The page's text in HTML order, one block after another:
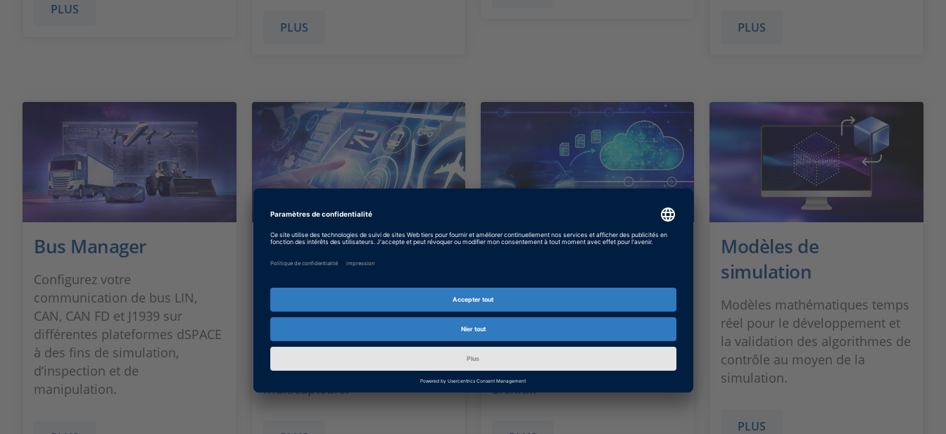
PLUS
PLUS PLUS
Bus Manager
Configurez votre
communication de bus LIN,
CAN, CAN FD et J1939 sur
différentes plateformes dSPACE
à des fins de simulation,
d’inspection et de
manipulation.
RTMaps
l’analyse comparative et la
fusion et de perception des
capteurs dans les applications
multicapteurs.
IVS
software platform that enables
you to analyze, preview, and tag
in the cloud, on-premise, and in
globally distributed storage
archit...
Modèles de
simulation
Modèles mathématiques temps
réel pour le développement et
la validation des algorithmes de
contrôle au moyen de la
simulation.
PLUS